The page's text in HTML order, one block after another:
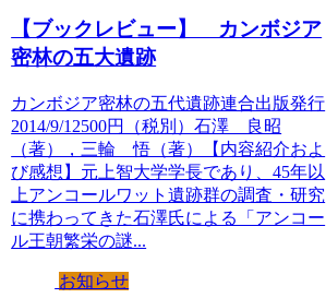
【ブックレビュー】 カンボジア
密林の五大遺跡
カンボジア密林の五代遺跡連合出版発行
2014/9/12500円（税別）石澤 良昭
（著），三輪 悟（著）【内容紹介およ
び感想】元上智大学学長であり、45年以
上アンコールワット遺跡群の調査・研究
に携わってきた石澤氏による「アンコー
ル王朝繁栄の謎...
お知らせ